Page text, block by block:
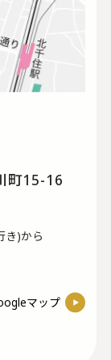
町15-16
き)から
マップ